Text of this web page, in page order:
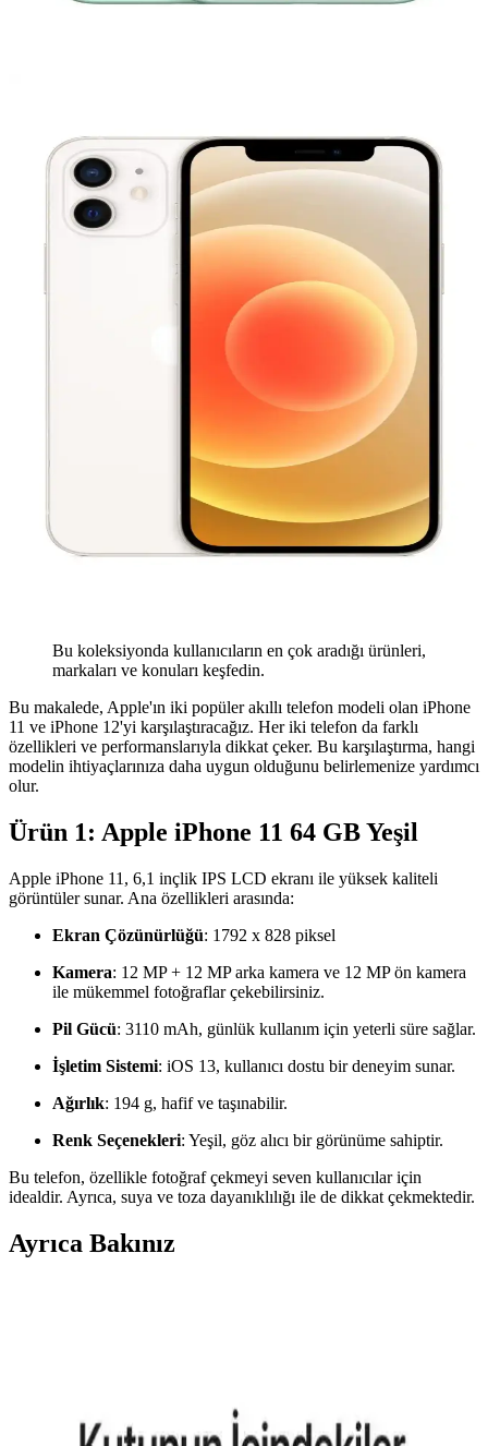
Bu koleksiyonda kullanıcıların en çok aradığı ürünleri,
markaları ve konuları keşfedin.
Bu makalede, Apple'ın iki popüler akıllı telefon modeli olan iPhone
11 ve iPhone 12'yi karşılaştıracağız. Her iki telefon da farklı
özellikleri ve performanslarıyla dikkat çeker. Bu karşılaştırma, hangi
modelin ihtiyaçlarınıza daha uygun olduğunu belirlemenize yardımcı
olur.
Ürün 1: Apple iPhone 11 64 GB Yeşil
Apple iPhone 11, 6,1 inçlik IPS LCD ekranı ile yüksek kaliteli
görüntüler sunar. Ana özellikleri arasında:
Ekran Çözünürlüğü: 1792 x 828 piksel
Kamera: 12 MP + 12 MP arka kamera ve 12 MP ön kamera
ile mükemmel fotoğraflar çekebilirsiniz.
Pil Gücü: 3110 mAh, günlük kullanım için yeterli süre sağlar.
İşletim Sistemi: iOS 13, kullanıcı dostu bir deneyim sunar.
Ağırlık: 194 g, hafif ve taşınabilir.
Renk Seçenekleri: Yeşil, göz alıcı bir görünüme sahiptir.
Bu telefon, özellikle fotoğraf çekmeyi seven kullanıcılar için
idealdir. Ayrıca, suya ve toza dayanıklılığı ile de dikkat çekmektedir.
Ayrıca Bakınız
tasarım ve fonksiyonellik açısından bilgiler içerir.